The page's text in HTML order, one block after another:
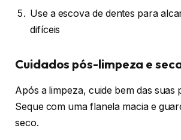
Use a escova de dentes para
difíceis
Cuidados pós-limpeza e
Após a limpeza, cuide bem das suas
Seque com uma flanela macia e
seco.